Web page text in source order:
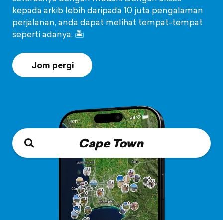
kepada arkib lebih daripada 10 juta pengalaman
perjalanan, anda dapat melihat tempat-tempat
seperti adanya. 🏝️️
Jom pergi
Cape Town